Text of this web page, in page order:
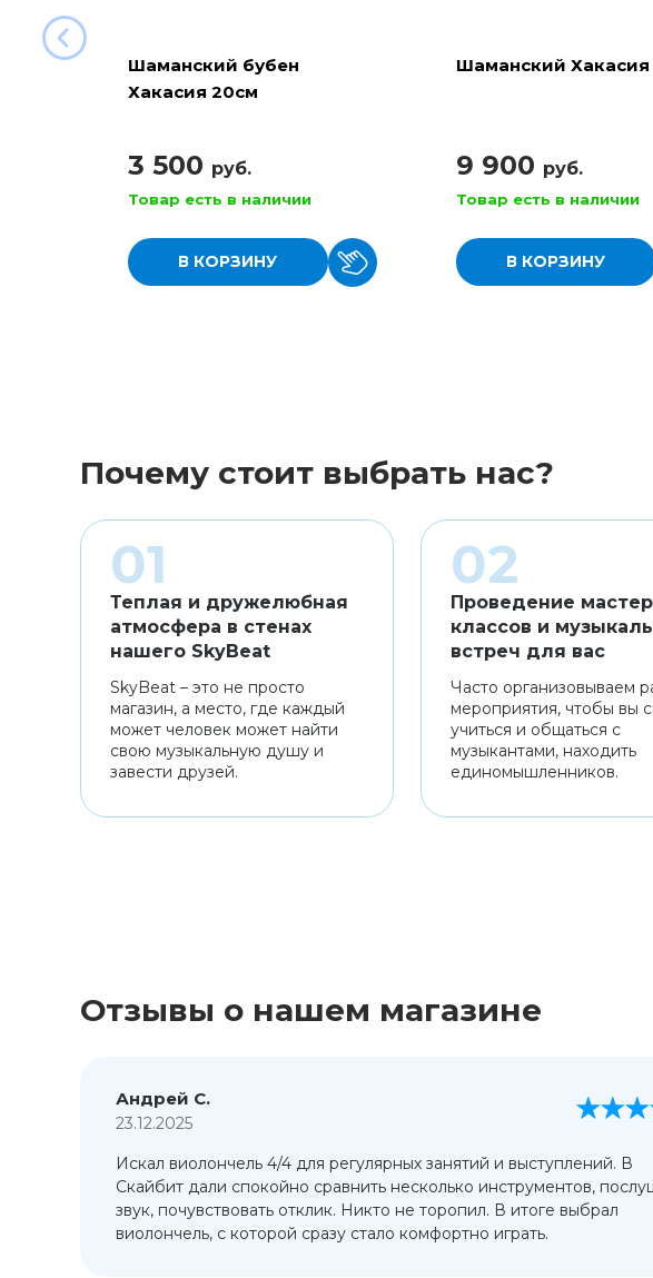
Шаманский бубен
Хакасия 20см
3 500 руб.
Товар есть в наличии
В КОРЗИНУ
Шаманский Хакасия
9 900 руб.
Товар есть в наличии
В КОРЗИНУ
Почему стоит выбрать нас?
Теплая и дружелюбная
атмосфера в стенах
нашего SkyBeat
SkyBeat – это не просто
магазин, а место, где каждый
может человек может найти
свою музыкальную душу и
завести друзей.
Проведение
классов и
встреч для вас
Часто организовываем
мероприятия, чтобы вы
учиться и общаться с
музыкантами, находить
единомышленников.
Отзывы о нашем магазине
Андрей С.
23.12.2025
Искал виолончель 4/4 для регулярных занятий и выступлений. В
Скайбит дали спокойно сравнить несколько инструментов,
звук, почувствовать отклик. Никто не торопил. В итоге выбрал
виолончель, с которой сразу стало комфортно играть.